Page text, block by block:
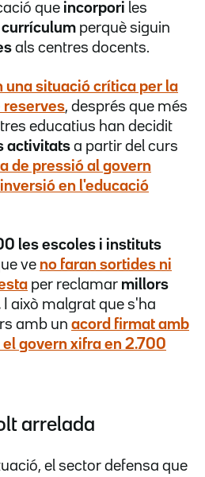
que incorpori les
currículum perquè siguin
als centres docents.
una situació crítica per la
reserves, després que més
educatius han decidit
activitats a partir del curs
de pressió al govern
en l'educació
les escoles i instituts
ve no faran sortides ni
per reclamar millors
I això malgrat que s'ha
amb un acord firmat amb
govern xifra en 2.700
arrelada
el sector defensa que